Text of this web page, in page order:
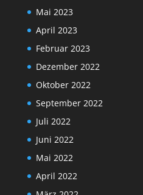
Mai 2023
April 2023
Februar 2023
Dezember 2022
Oktober 2022
September 2022
Juli 2022
Juni 2022
Mai 2022
April 2022